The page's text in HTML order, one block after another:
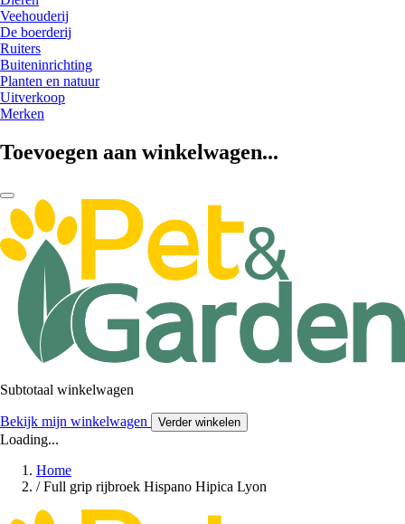
Veehouderij
De boerderij
Ruiters
Buiteninrichting
Planten en natuur
Uitverkoop
Merken
Toevoegen aan winkelwagen...
Subtotaal winkelwagen
Bekijk mijn winkelwagen Verder winkelen
Loading...
Home
/ Full grip rijbroek Hispano Hipica Lyon